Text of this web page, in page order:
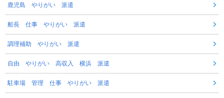
鹿児島 やりがい 派遣
船長 仕事 やりがい 派遣
調理補助 やりがい 派遣
自由 やりがい 高収入 横浜 派遣
駐車場 管理 仕事 やりがい 派遣